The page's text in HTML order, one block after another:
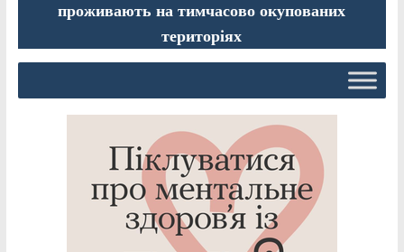
проживають на тимчасово окупованих
територіях